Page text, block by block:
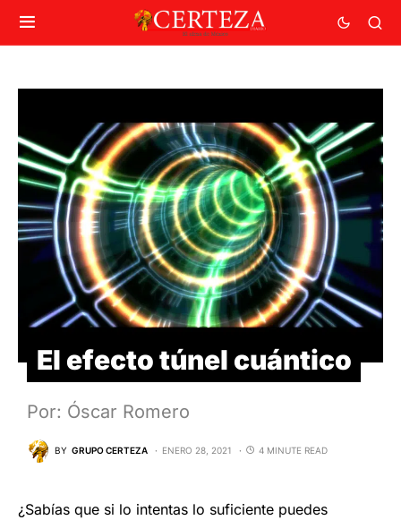
El efecto túnel cuántico
Por: Óscar Romero
BY GRUPO CERTEZA ENERO 28, 2021 4 MINUTE READ
¿Sabías que si lo intentas lo suficiente puedes